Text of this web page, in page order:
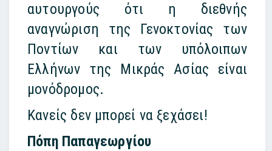
αυτουργούς ότι η διεθνής
αναγνώριση της Γενοκτονίας των
Ποντίων και των υπόλοιπων
Ελλήνων της Μικράς Ασίας είναι
μονόδρομος.
Κανείς δεν μπορεί να ξεχάσει!
Πόπη Παπαγεωργίου